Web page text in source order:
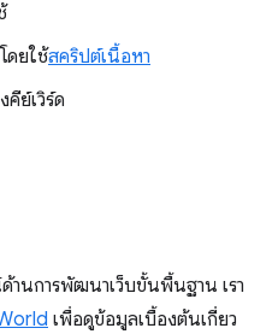
ดยใช้สคริปต์เนื้อหา
ย์เวิร์ด
นการพัฒนาเว็บขั้นพื้นฐาน เรา
เพื่อดูข้อมูลเบื้องต้นเกี่ยว